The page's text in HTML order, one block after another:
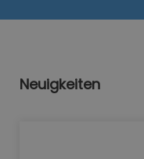
Neuigkeiten